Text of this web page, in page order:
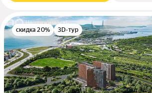
скидка 20% 3D-тур